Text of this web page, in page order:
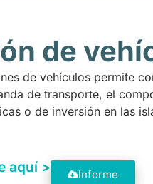
de
de vehículos permite
de transporte, el
o de inversión en las
aquí > Informe